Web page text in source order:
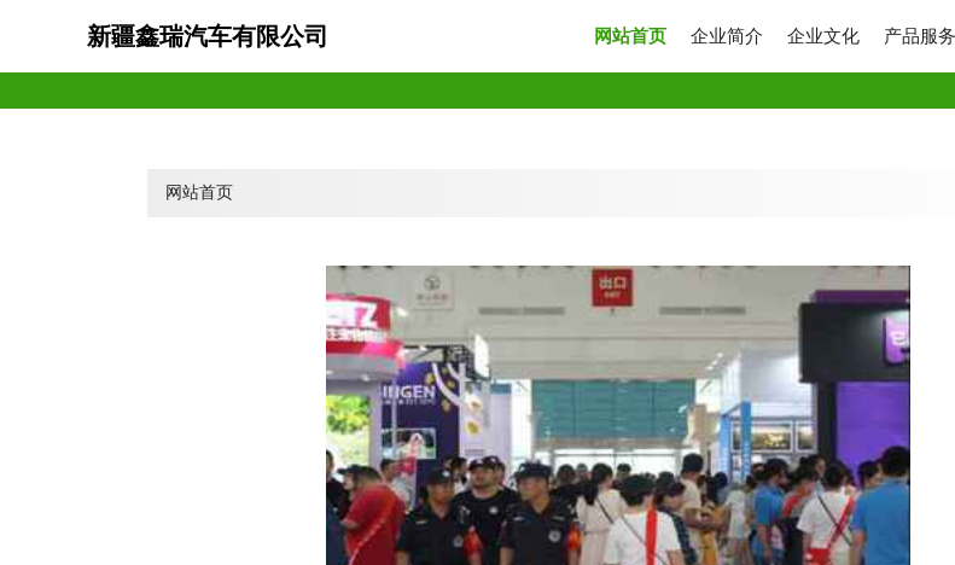
新疆鑫瑞汽车有限公司 网站首页 企业简介 企业文化 产品服务
网站首页